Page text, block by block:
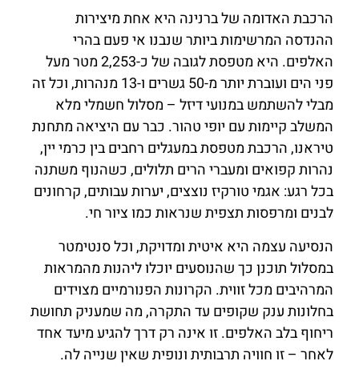
הרכבת האדומה של ברנינה היא אחת מיצירות
ההנדסה המרשימות ביותר שנבנו אי פעם בהרי
האלפים. היא מטפסת לגובה של כ-2,253 מטר מעל
פני הים ועוברת יותר מ-50 גשרים ו-13 מנהרות, וכל זה
מבלי להשתמש במנועי דיזל – מסלול חשמלי מלא
המשלב קיימות עם יופי טהור. כבר עם היציאה מתחנת
טיראנו, הרכבת מטפסת במעגלים רחבים בין כרמי יין,
נהרות קפואים ומעברי הרים תלולים, כשהנוף משתנה
בכל רגע: אגמי טורקיז נוצצים, יערות עבותים, קרחונים
לבנים ומרפסות תצפית שנראות כמו ציור חי.
הנסיעה עצמה היא איטית ומדויקת, וכל סנטימטר
במסלול תוכנן כך שהנוסעים יוכלו ליהנות מהמראות
המרהיבים מכל זווית. הקרונות הפנורמיים מצוידים
בחלונות ענק שקופים עד התקרה, מה שמעניק תחושת
ריחוף בלב האלפים. זו אינה רק דרך להגיע מיעד אחד
לאחר – זו חוויה תרבותית ונופית שאין שנייה לה.